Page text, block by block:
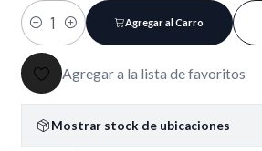
Cantidad
Agregar al Carro
Agregar a la lista de favoritos
Mostrar stock de ubicaciones